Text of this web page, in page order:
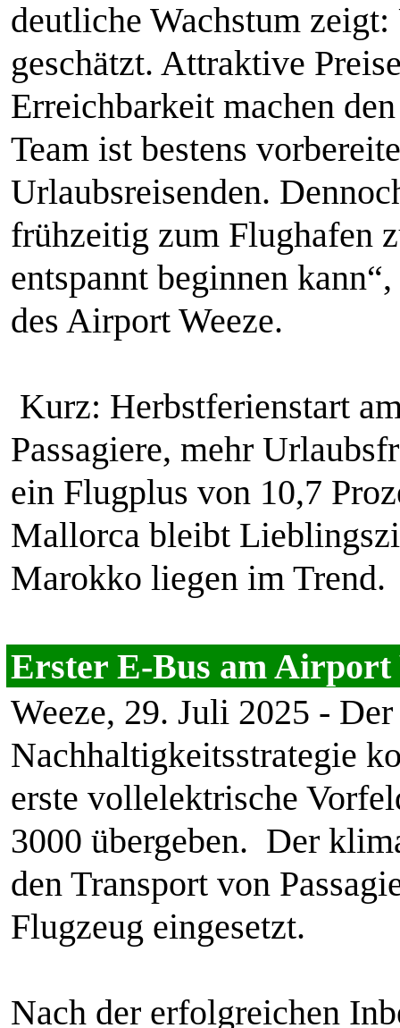
deutliche Wachstum
geschätzt. Attraktive
Erreichbarkeit machen
Team ist bestens
Urlaubsreisenden.
frühzeitig zum Flughafen
entspannt beginnen
des Airport Weeze.
Kurz: Herbstferienstart
Passagiere, mehr
ein Flugplus von 10,7
Mallorca bleibt
Marokko liegen im
Erster E-Bus am Airport
Weeze, 29. Juli 2025 -
Nachhaltigkeitsstrategie
erste vollelektrische
3000 übergeben. Der
den Transport von
Flugzeug eingesetzt.
Nach der erfolgreichen